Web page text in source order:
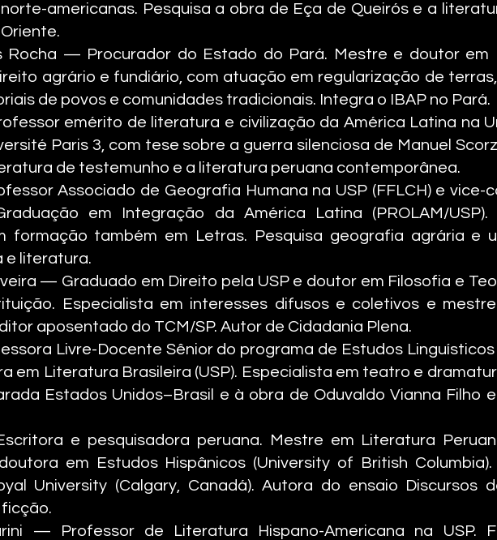
americanas. Pesquisa a obra de Eça de Queirós e a
Rocha — Procurador do Estado do Pará. Mestre e doutor em
agrário e fundiário, com atuação em regularização de
de povos e comunidades tradicionais. Integra o IBAP no Pará.
emérito de literatura e civilização da América Latina na
Paris 3, com tese sobre a guerra silenciosa de Manuel
de testemunho e a literatura peruana contemporânea.
Associado de Geografia Humana na USP (FFLCH) e vice-
em Integração da América Latina (PROLAM/
formação também em Letras. Pesquisa geografia agrária e
e literatura.
— Graduado em Direito pela USP e doutor em Filosofia e
Especialista em interesses difusos e coletivos e
aposentado do TCM/SP. Autor de Cidadania Plena.
Livre-Docente Sênior do programa de Estudos
em Literatura Brasileira (USP). Especialista em teatro e
Estados Unidos–Brasil e à obra de Oduvaldo Vianna Filho
e pesquisadora peruana. Mestre em Literatura
em Estudos Hispânicos (University of British
University (Calgary, Canadá). Autora do ensaio Discursos
— Professor de Literatura Hispano-Americana na USP.